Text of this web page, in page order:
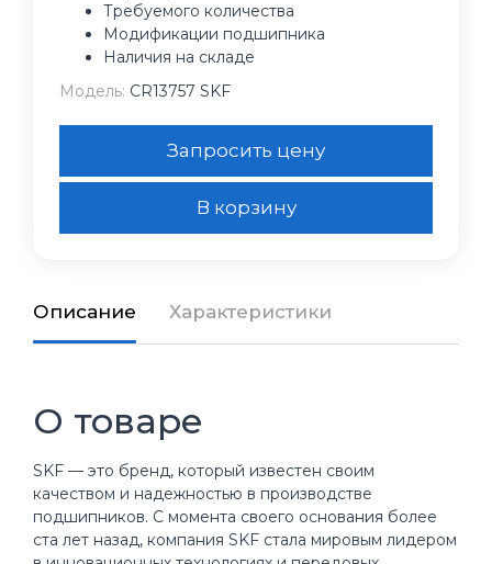
Требуемого количества
Модификации подшипника
Наличия на складе
Модель: CR13757 SKF
Запросить цену
В корзину
Описание Характеристики
О товаре
SKF — это бренд, который известен своим
качеством и надежностью в производстве
подшипников. С момента своего основания более
ста лет назад, компания SKF стала мировым лидером